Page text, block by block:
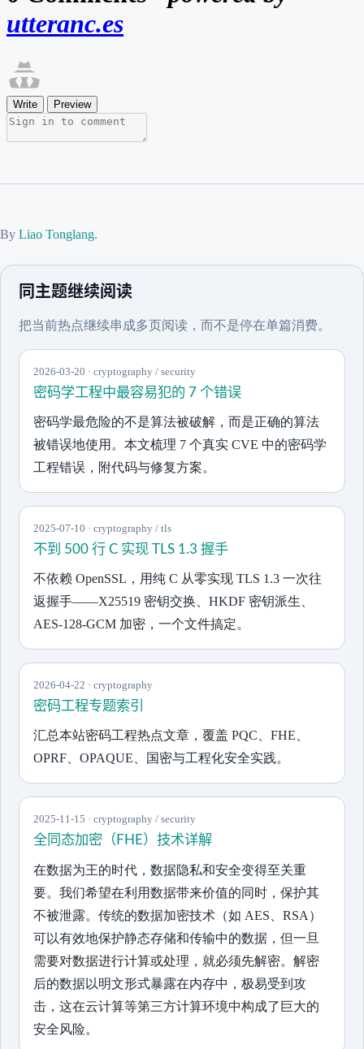
By Liao Tonglang.
同主题继续阅读
把当前热点继续串成多页阅读，而不是停在单篇消费。
2026-03-20 · cryptography / security
密码学工程中最容易犯的 7 个错误
密码学最危险的不是算法被破解，而是正确的算法
被错误地使用。本文梳理 7 个真实 CVE 中的密码学
工程错误，附代码与修复方案。
2025-07-10 · cryptography / tls
不到 500 行 C 实现 TLS 1.3 握手
不依赖 OpenSSL，用纯 C 从零实现 TLS 1.3 一次往
返握手——X25519 密钥交换、HKDF 密钥派生、
AES-128-GCM 加密，一个文件搞定。
2026-04-22 · cryptography
密码工程专题索引
汇总本站密码工程热点文章，覆盖 PQC、FHE、
OPRF、OPAQUE、国密与工程化安全实践。
2025-11-15 · cryptography / security
全同态加密（FHE）技术详解
在数据为王的时代，数据隐私和安全变得至关重
要。我们希望在利用数据带来价值的同时，保护其
不被泄露。传统的数据加密技术（如 AES、RSA）
可以有效地保护静态存储和传输中的数据，但一旦
需要对数据进行计算或处理，就必须先解密。解密
后的数据以明文形式暴露在内存中，极易受到攻
击，这在云计算等第三方计算环境中构成了巨大的
安全风险。